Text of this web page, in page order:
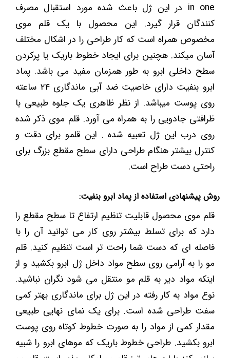
in one در این ژل باعث شده مورد استقبال مصرف
کنندگان قرار گیرد. این محصول با یک قلم موی
مخصوص همراه است که کار طراحی را در اشکال مختلف
آسان میکند. هچنین برای ایجاد خطوط باریک یا پرکردن
سطح داخلی ابرو به طور همزمان مفید می باشد. پماد
ابرو بنفیت دارای خاصیت ضد آبی ماندگاری ۲۴ ساعته
روی پوست میباشد. از نظر ظاهری یک جلوه طبیعی با
ظرافتی جادویی را به همراه می آورد. قلم موی ذکر شده
روی درب این ژل تعبیه شده . این قلمو برای دقت و
کنترل بیشتر هنگام طراحی دارای سطح مقطع بزرگ برای
راحتی دست طراح است.
روش پیشنهادی استفاده از پماد ابرو بنفیت:
قلم موی محصول قابلیت تنظیم ارتفاع تا سطح مقطع را
دارد که برای تسلط بیشتر روی کار می توانید آن را با
فاصله ای که دست شما راحت تر است تنظیم کنید. قلم
مو را به آرامی روی سطح مواد داخل ژل ابرو بکشید و از
اینکه مواد دیر به قلم مو منتقل می شود نگران نباشید.
نوع مواد به کار رفته در این ژل برای ماندگاری بهتر کمی
سفت طراحی شده است. برای یک نمای نهایی طبیعی
مقدار کمی از مواد را به صورت خطوط کوتاه روی پوست
ابرو بکشید. طراحی خطوط باریک که موهای ابرو را شبیه